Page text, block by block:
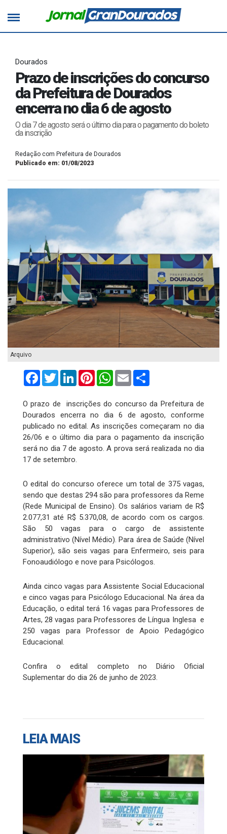
Dourados
Prazo de inscrições do concurso
da Prefeitura de Dourados
encerra no dia 6 de agosto
O dia 7 de agosto será o último dia para o pagamento do boleto
da inscrição
Redação com Prefeitura de Dourados
Publicado em: 01/08/2023
Arquivo
FacebookTwitterLinkedInPinterestWhatsApp
Email
O prazo de inscrições do concurso da Prefeitura de
Dourados encerra no dia 6 de agosto, conforme
publicado no edital. As inscrições começaram no dia
26/06 e o último dia para o pagamento da inscrição
será no dia 7 de agosto. A prova será realizada no dia
17 de setembro.
O edital do concurso oferece um total de 375 vagas,
sendo que destas 294 são para professores da Reme
(Rede Municipal de Ensino). Os salários variam de R$
2.077,31 até R$ 5.370,08, de acordo com os cargos.
São 50 vagas para o cargo de assistente
administrativo (Nível Médio). Para área de Saúde (Nível
Superior), são seis vagas para Enfermeiro, seis para
Fonoaudiólogo e nove para Psicólogos.
Ainda cinco vagas para Assistente Social Educacional
e cinco vagas para Psicólogo Educacional. Na área da
Educação, o edital terá 16 vagas para Professores de
Artes, 28 vagas para Professores de Língua Inglesa e
250 vagas para Professor de Apoio Pedagógico
Educacional.
Confira o edital completo no Diário Oficial
Suplementar do dia 26 de junho de 2023.
LEIA MAIS